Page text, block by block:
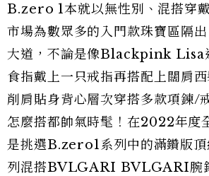
B.zero 1本就以無性別、混搭穿
市場為數眾多的入門款珠寶區隔
大道，不論是像Blackpink Lisa
食指戴上一只戒指再搭配上闊肩
削肩貼身背心層次穿搭多款項鍊/
怎麼搭都帥氣時髦！在2022年度
是挑選B.zero1系列中的滿鑽版頂
列混搭BVLGARI BVLGARI腕